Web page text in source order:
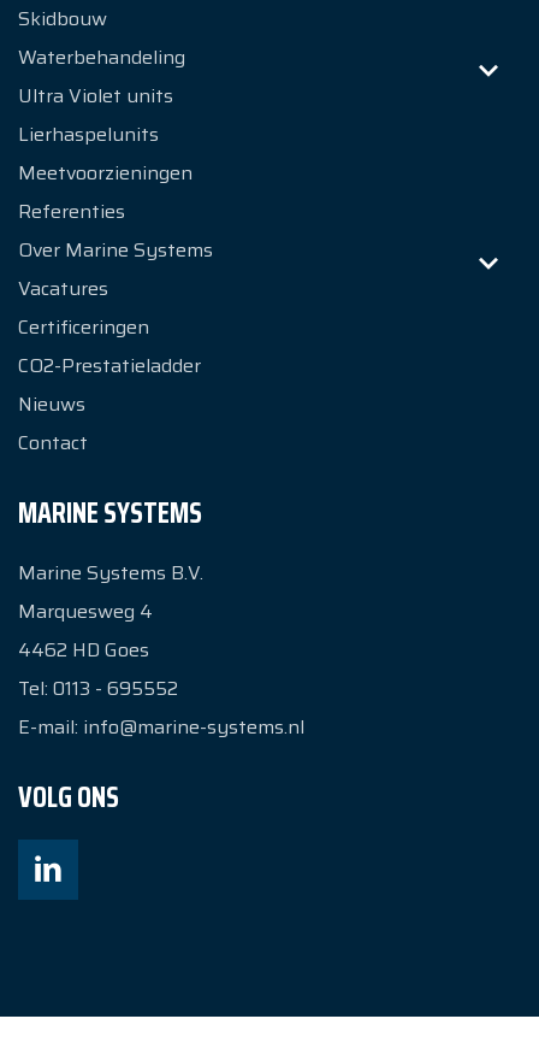
Skidbouw
Waterbehandeling
Ultra Violet units
Lierhaspelunits
Meetvoorzieningen
Referenties
Over Marine Systems
Vacatures
Certificeringen
CO2-Prestatieladder
Nieuws
Contact
MARINE SYSTEMS
Marine Systems B.V.
Marquesweg 4
4462 HD Goes
Tel: 0113 - 695552
E-mail: info@marine-systems.nl
VOLG ONS